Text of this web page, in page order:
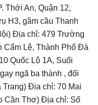
Thới An, Quận 12,
H3, gầm cầu Thanh
Địa chỉ: 479 Trường
Cẩm Lệ, Thành Phố Đà
Quốc Lộ 1A, Suối
ngã ba thành , đối
Trang) Địa chỉ: 70 Mai
Cần Thơ) Địa chỉ: Số